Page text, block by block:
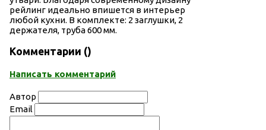
рейлинг идеально впишется в интерьер
любой кухни. В комплекте: 2 заглушки, 2
держателя, труба 600 мм.
Комментарии ()
Написать комментарий
Автор
Email